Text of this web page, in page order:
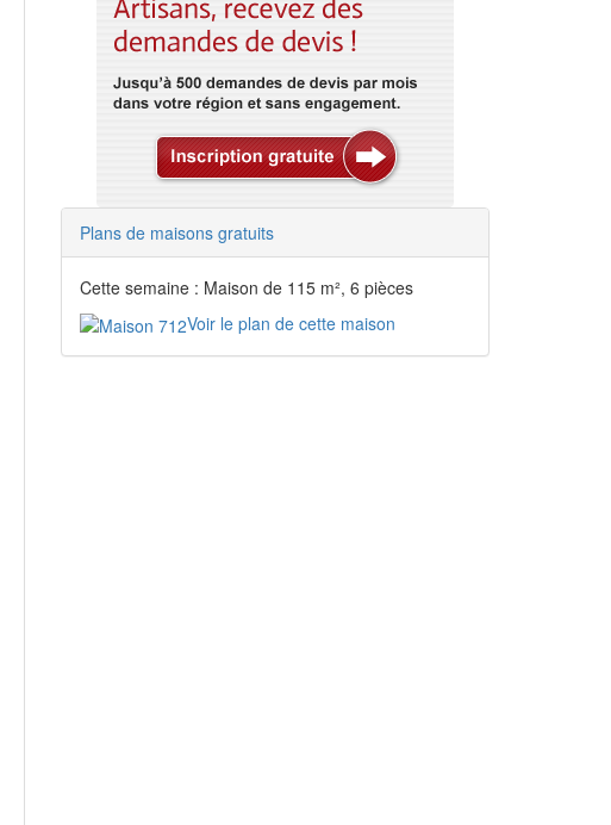
Plans de maisons gratuits
Cette semaine : Maison de 115 m², 6 pièces
Voir le plan de cette maison